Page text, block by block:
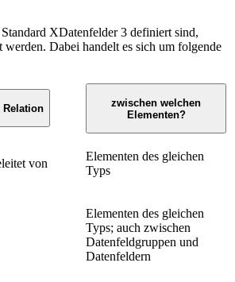
XDatenfelder 3 definiert sind,
werden. Dabei handelt es sich um folgende
Relation
zwischen welchen
Elementen?
von
Elementen des gleichen
Typs
Elementen des gleichen
Typs; auch zwischen
Datenfeldgruppen und
Datenfeldern